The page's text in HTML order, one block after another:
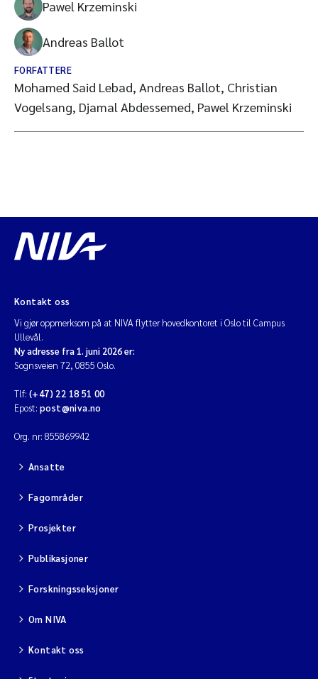
Pawel Krzeminski
Andreas Ballot
FORFATTERE
Mohamed Said Lebad, Andreas Ballot, Christian
Vogelsang, Djamal Abdessemed, Pawel Krzeminski
Kontakt oss
Vi gjør oppmerksom på at NIVA flytter hovedkontoret i Oslo til Campus
Ullevål.
Ny adresse fra 1. juni 2026 er:
Sognsveien 72, 0855 Oslo.
Tlf: (+47) 22 18 51 00
Epost: post@niva.no
Org. nr: 855869942
Ansatte
Fagområder
Prosjekter
Publikasjoner
Forskningsseksjoner
Om NIVA
Kontakt oss